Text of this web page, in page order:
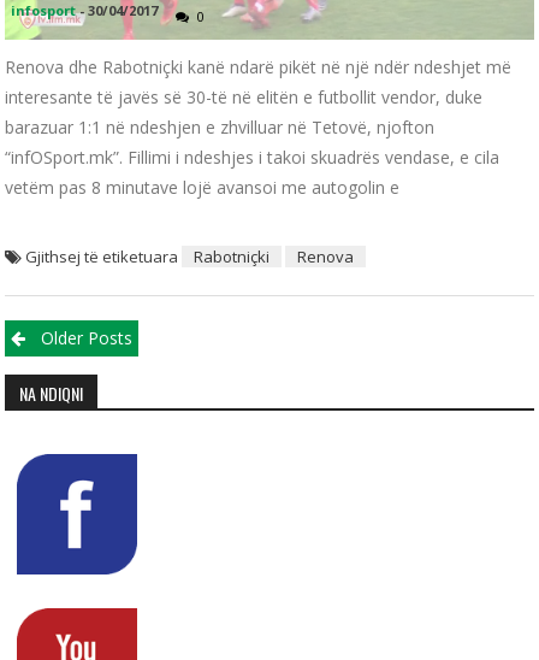
infosport -30/04/2017 0
Renova dhe Rabotniçki kanë ndarë pikët në një ndër ndeshjet më
interesante të javës së 30-të në elitën e futbollit vendor, duke
barazuar 1:1 në ndeshjen e zhvilluar në Tetovë, njofton
“infOSport.mk”. Fillimi i ndeshjes i takoi skuadrës vendase, e cila
vetëm pas 8 minutave lojë avansoi me autogolin e
Gjithsej të etiketuara Rabotniçki Renova
Posts navigation
Older Posts
NA NDIQNI